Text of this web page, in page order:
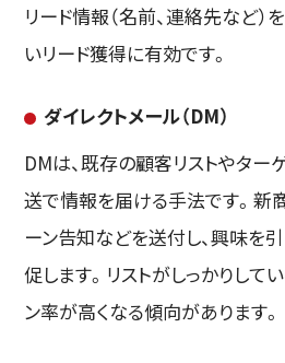
リード情報（名前、連絡先など）
いリード獲得に有効です。
ダイレクトメール（DM）
DMは、既存の顧客リストやター
送で情報を届ける手法です。新
ーン告知などを送付し、興味を
促します。リストがしっかりして
ン率が高くなる傾向があります。